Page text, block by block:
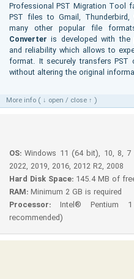
Professional PST Migration Tool
PST files to Gmail,
many other popular file
Converter is developed with the
and reliability which allows to
format. It securely transfers PST
without altering the original
More info ( ↓ open / close ↑ )
OS: Windows 11 (64 bit), 10, 8,
2022, 2019, 2016, 2012 R2, 2008
Hard Disk Space: 145.4 MB of
RAM: Minimum 2 GB is required
Processor: Intel® Pentium
recommended)